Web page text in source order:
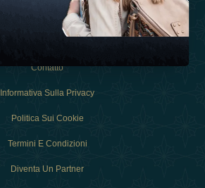
Esperienza
Contatto
Informativa Sulla Privacy
Politica Sui Cookie
Termini E Condizioni
Diventa Un Partner